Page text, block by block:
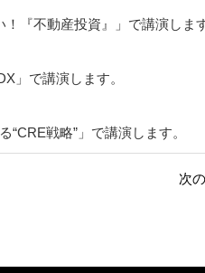
『不動産投資』」で講演します
」で講演します。
戦略”」で講演します。
次